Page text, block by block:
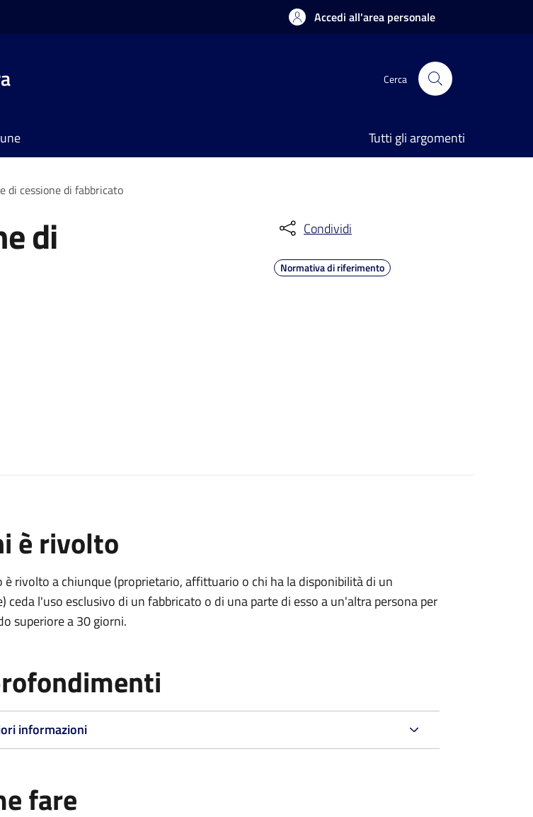
Accedi all'area personale
Cerca
Tutti gli argomenti
di cessione di fabbricato
di Condividi
Normativa di riferimento
è rivolto
è rivolto a chiunque (proprietario, affittuario o chi ha la disponibilità di un
ceda l'uso esclusivo di un fabbricato o di una parte di esso a un'altra persona per
superiore a 30 giorni.
informazioni
fare